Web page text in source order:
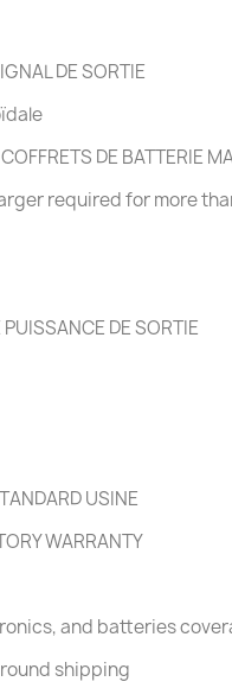
DE SORTIE
DE BATTERIE
required for more
PUISSANCE DE SORTIE
USINE
WARRANTY
and batteries
shipping